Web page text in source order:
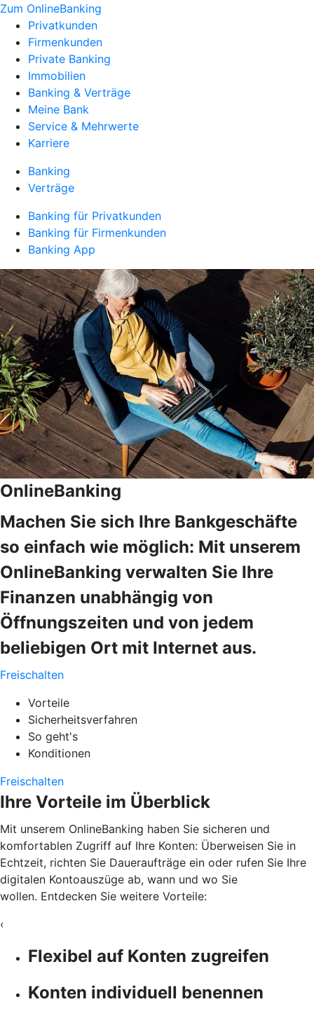
Zum OnlineBanking
Privatkunden
Firmenkunden
Private Banking
Immobilien
Banking & Verträge
Meine Bank
Service & Mehrwerte
Karriere
Banking
Verträge
Banking für Privatkunden
Banking für Firmenkunden
Banking App
OnlineBanking
Machen Sie sich Ihre Bankgeschäfte
so einfach wie möglich: Mit unserem
OnlineBanking verwalten Sie Ihre
Finanzen unabhängig von
Öffnungszeiten und von jedem
beliebigen Ort mit Internet aus.
Freischalten
Vorteile
Sicherheitsverfahren
So geht's
Konditionen
Freischalten
Ihre Vorteile im Überblick
Mit unserem OnlineBanking haben Sie sicheren und
komfortablen Zugriff auf Ihre Konten: Überweisen Sie in
Echtzeit, richten Sie Daueraufträge ein oder rufen Sie Ihre
digitalen Kontoauszüge ab, wann und wo Sie
wollen. Entdecken Sie weitere Vorteile:
‹
Flexibel auf Konten zugreifen
Konten individuell benennen